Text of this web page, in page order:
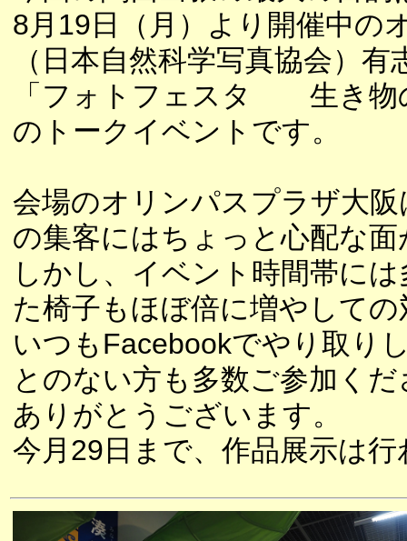
8月19日（月）より開催中の
（日本自然科学写真協会）
「フォトフェスタ 生き物
のトークイベントです。
会場のオリンパスプラザ大
の集客にはちょっと心配な
しかし、イベント時間帯に
た椅子もほぼ倍に増やして
いつもFacebookでやり取り
とのない方も多数ご参加く
ありがとうございます。
今月29日まで、作品展示は